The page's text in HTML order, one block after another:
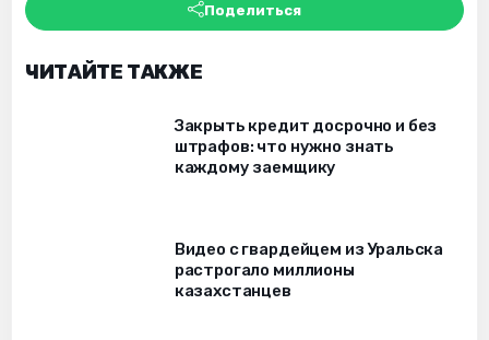
Поделиться
ЧИТАЙТЕ ТАКЖЕ
Закрыть кредит досрочно и без
штрафов: что нужно знать
каждому заемщику
Видео с гвардейцем из Уральска
растрогало миллионы
казахстанцев